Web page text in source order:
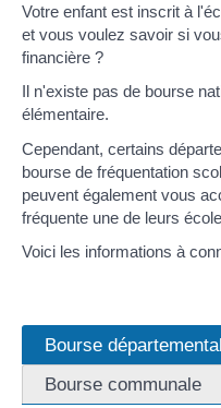
Votre enfant est inscrit à
et vous voulez savoir si
financière ?
Il n'existe pas de bourse
élémentaire.
Cependant, certains
bourse de fréquentation
peuvent également vous
fréquente une de leurs
Voici les informations à
Bourse
Bourse communale